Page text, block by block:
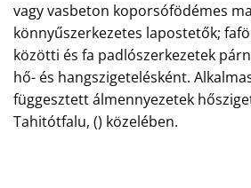
vagy vasbeton koporsófödémes
könnyűszerkezetes lapostetők;
közötti és fa padlószerkezetek
hő- és hangszigetelésként.
függesztett álmennyezetek
Tahitótfalu, () közelében.